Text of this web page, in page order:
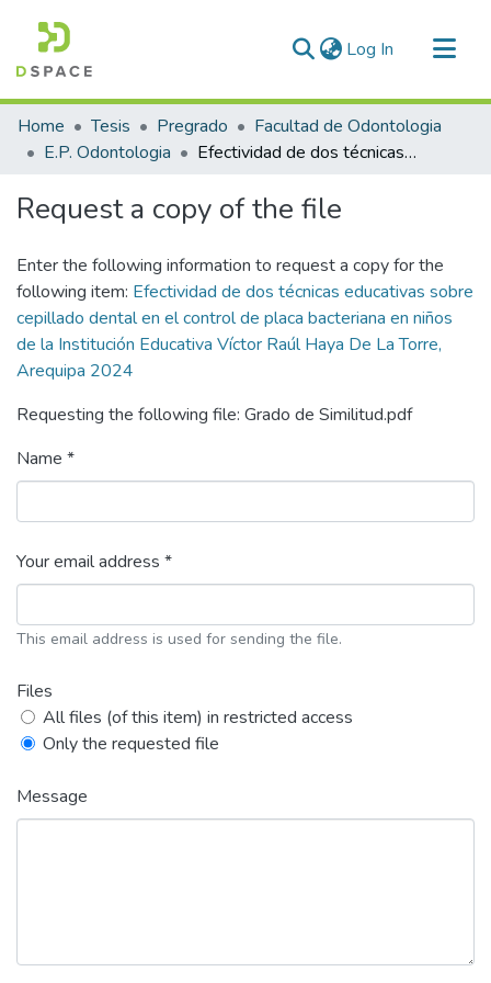
Log In (current)
Communities & Collections
All of DSpace
Home Tesis Pregrado
Facultad de Odontologia
E.P. Odontologia
Efectividad de dos técnicas educativas sobre cepillado dental en el control de placa bacteriana en niños de la Institución Educativa Víctor Raúl Haya De La Torre, Arequipa 2024
Request a copy of the file
Enter the following information to request a copy for the
following item: Efectividad de dos técnicas educativas sobre
cepillado dental en el control de placa bacteriana en niños
de la Institución Educativa Víctor Raúl Haya De La Torre,
Arequipa 2024
Requesting the following file: Grado de Similitud.pdf
Name *
Your email address *
This email address is used for sending the file.
Files
All files (of this item) in restricted access
Only the requested file
Message